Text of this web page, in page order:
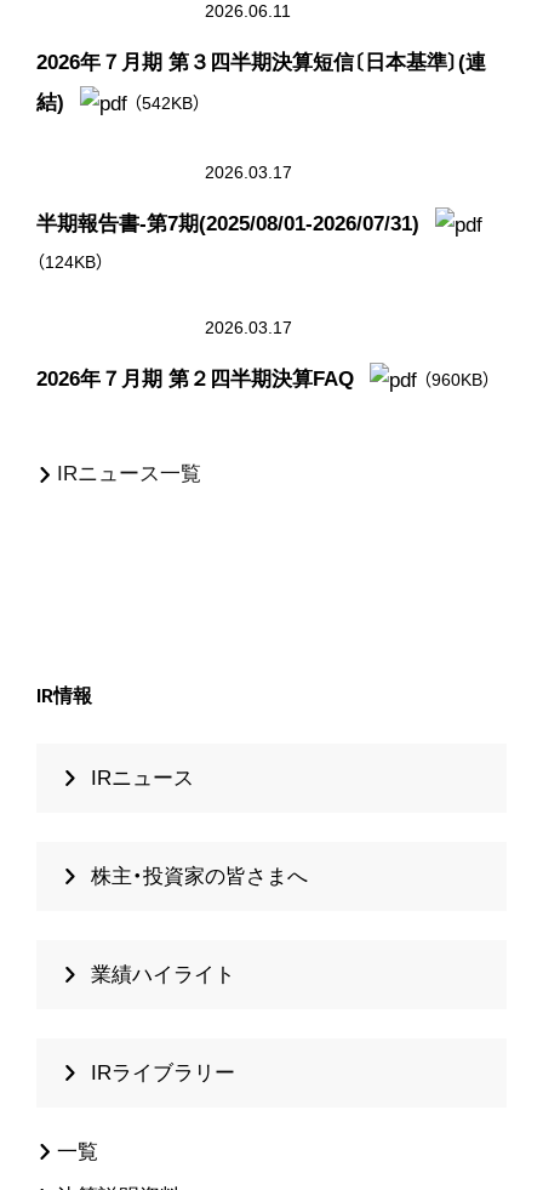
2026.06.11
2026年７月期 第３四半期決算短信〔日本基準〕(連
結)
（542KB）
2026.03.17
半期報告書-第7期(2025/08/01-2026/07/31)
（124KB）
2026.03.17
2026年７月期 第２四半期決算FAQ （960KB）
IRニュース一覧
IR情報
IRニュース
株主・投資家の皆さまへ
業績ハイライト
IRライブラリー
一覧